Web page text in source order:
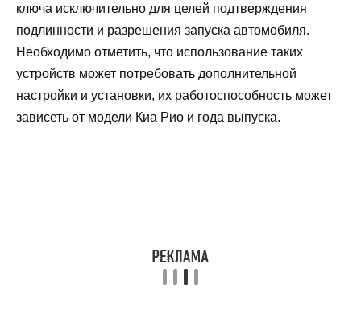
ключа исключительно для целей подтверждения
подлинности и разрешения запуска автомобиля.
Необходимо отметить, что использование таких
устройств может потребовать дополнительной
настройки и установки, их работоспособность может
зависеть от модели Киа Рио и года выпуска.